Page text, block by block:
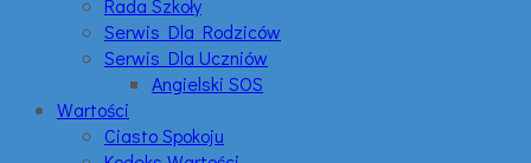
Rada Szkoły
Serwis Dla Rodziców
Serwis Dla Uczniów
Angielski SOS
Wartości
Ciasto Spokoju